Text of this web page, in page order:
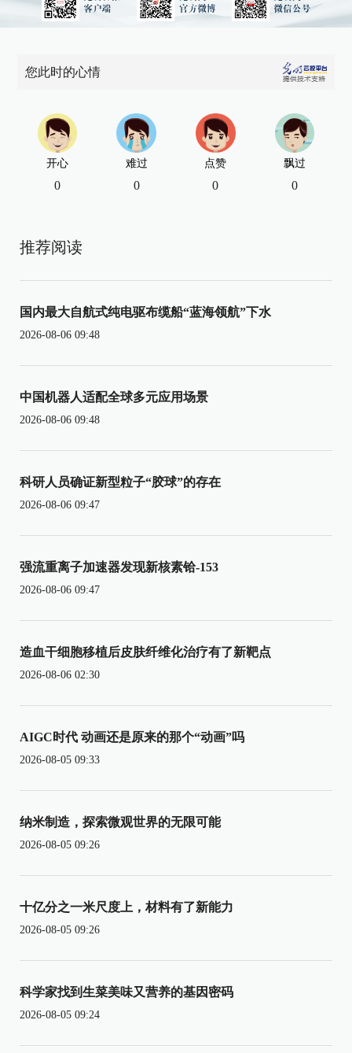
您此时的心情
开心
0
难过
0
点赞
0
飘过
0
推荐阅读
国内最大自航式纯电驱布缆船“蓝海领航”下水
2026-08-06 09:48
中国机器人适配全球多元应用场景
2026-08-06 09:48
科研人员确证新型粒子“胶球”的存在
2026-08-06 09:47
强流重离子加速器发现新核素铪-153
2026-08-06 09:47
造血干细胞移植后皮肤纤维化治疗有了新靶点
2026-08-06 02:30
AIGC时代 动画还是原来的那个“动画”吗
2026-08-05 09:33
纳米制造，探索微观世界的无限可能
2026-08-05 09:26
十亿分之一米尺度上，材料有了新能力
2026-08-05 09:26
科学家找到生菜美味又营养的基因密码
2026-08-05 09:24